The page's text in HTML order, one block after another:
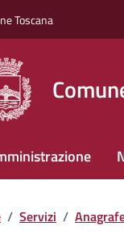
Toscana
/ Servizi /